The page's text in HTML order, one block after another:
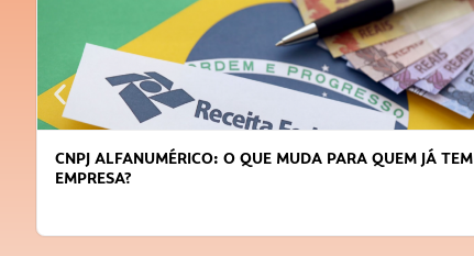
CNPJ ALFANUMÉRICO: O QUE MUDA PARA QUEM JÁ TEM
EMPRESA?